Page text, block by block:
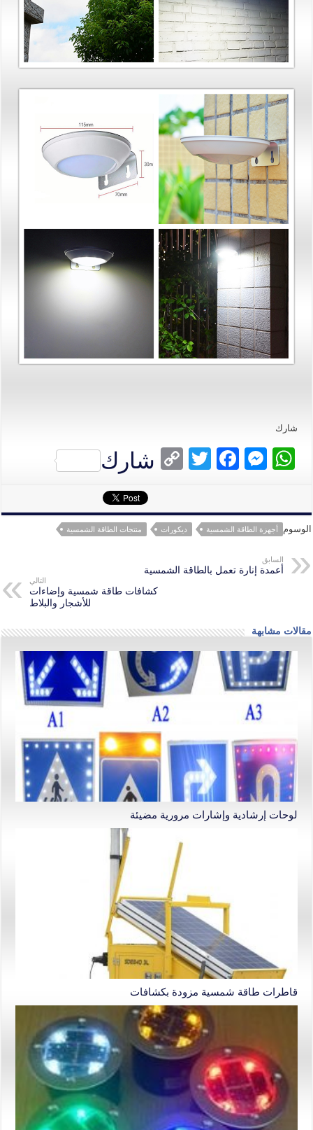
شارك
W
A
M
ng
Fa
ok
T
r
C
Li
شارك
الوسوم أجهزة الطاقة الشمسية ديكورات منتجات الطاقة الشمسية
السابق
أعمدة إنارة تعمل بالطاقة الشمسية
التالي
كشافات طاقة شمسية وإضاءات
للأشجار والبلاط
مقالات مشابهة
لوحات إرشادية وإشارات مرورية مضيئة
قاطرات طاقة شمسية مزودة بكشافات